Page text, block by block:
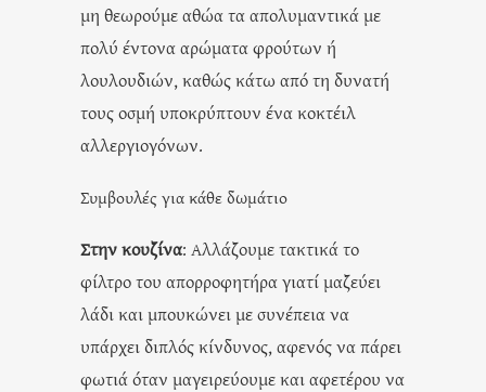
μη θεωρούμε αθώα τα απολυμαντικά με
πολύ έντονα αρώματα φρούτων ή
λουλουδιών, καθώς κάτω από τη δυνατή
τους οσμή υποκρύπτουν ένα κοκτέιλ
αλλεργιογόνων.
Συμβουλές για κάθε δωμάτιο
Στην κουζίνα: Αλλάζουμε τακτικά το
φίλτρο του απορροφητήρα γιατί μαζεύει
λάδι και μπουκώνει με συνέπεια να
υπάρχει διπλός κίνδυνος, αφενός να πάρει
φωτιά όταν μαγειρεύουμε και αφετέρου να